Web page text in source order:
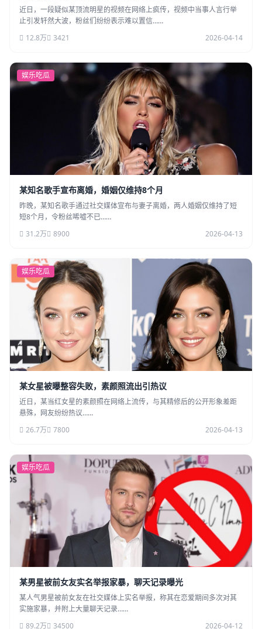
近日，一段疑似某顶流明星的视频在网络上疯传，视频中当事人言行举
止引发轩然大波，粉丝们纷纷表示难以置信……
12.8万
3421 2026-04-14
娱乐吃瓜
某知名歌手宣布离婚，婚姻仅维持8个月
昨晚，某知名歌手通过社交媒体宣布与妻子离婚，两人婚姻仅维持了短
短8个月，令粉丝唏嘘不已……
31.2万
8900 2026-04-13
娱乐吃瓜
某女星被曝整容失败，素颜照流出引热议
近日，某当红女星的素颜照在网络上流传，与其精修后的公开形象差距
悬殊，网友纷纷热议……
26.7万
7800 2026-04-13
娱乐吃瓜
某男星被前女友实名举报家暴，聊天记录曝光
某人气男星被前女友在社交媒体上实名举报，称其在恋爱期间多次对其
实施家暴，并附上大量聊天记录……
89.2万
34500 2026-04-12